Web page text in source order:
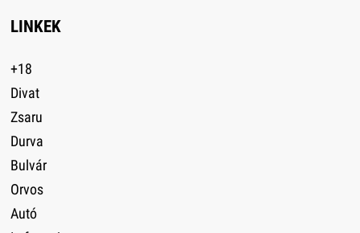
LINKEK
+18
Divat
Zsaru
Durva
Bulvár
Orvos
Autó